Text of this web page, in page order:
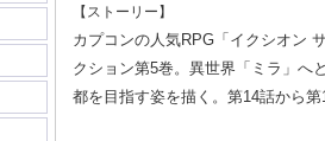
【ストーリー】
カプコンの人気RPG「イクシオン
クション第5巻。異世界「ミラ」へ
都を目指す姿を描く。第14話から第